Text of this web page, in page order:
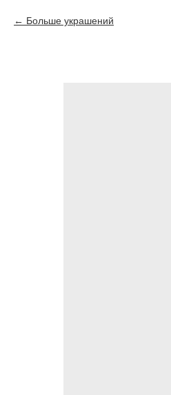
Больше украшений